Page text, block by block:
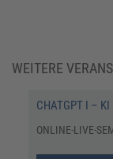
WEITERE
CHATGPT I – KI
ONLINE-LIVE-